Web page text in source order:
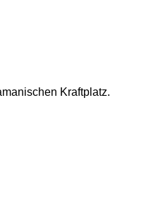
Kraftplatz.